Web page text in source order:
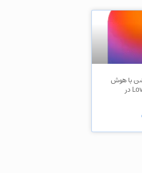
با هوش
مصنوعی Lovable در